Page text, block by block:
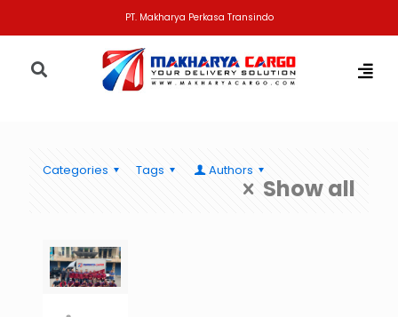
PT. Makharya Perkasa Transindo
Categories Tags Authors
Show all